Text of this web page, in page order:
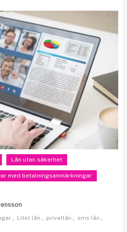
Lån utan säkerhet
med betalningsanmärkningar
Litet lån privatlån sms lån